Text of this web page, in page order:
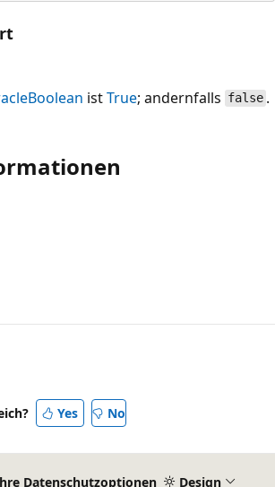
istTrue; andernfalls false.
Yes No
Datenschutzoptionen Design